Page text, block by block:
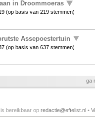
in Droommoeras
(op basis van219 stemmen)
Assepoestertuin
(op basis van637 stemmen)
ga
bereikbaar op redactie@eftelist.nl •